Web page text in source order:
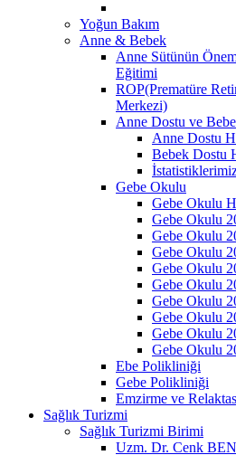
Yoğun Bakım
Anne & Bebek
Anne Sütünün
Eğitimi
ROP(Prematüre
Merkezi)
Anne Dostu ve
Anne Dostu
Bebek Dostu
Gebe Okulu
Gebe Okulu
Gebe Okulu
Gebe Okulu
Gebe Okulu
Gebe Okulu
Gebe Okulu
Gebe Okulu
Gebe Okulu
Gebe Okulu
Gebe Okulu
Ebe Polikliniği
Gebe Polikliniği
Emzirme ve
Sağlık Turizmi
Sağlık Turizmi Birimi
Uzm. Dr. Cenk